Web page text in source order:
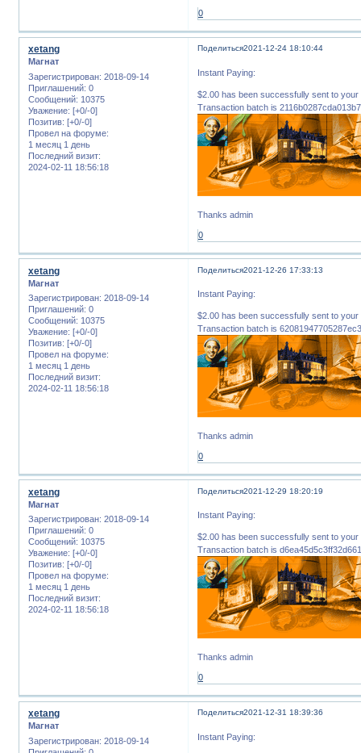
0
Поделиться2021-12-24 18:10:44
xetang
Магнат
Зарегистрирован: 2018-09-14
Приглашений: 0
Сообщений: 10375
Уважение: [+0/-0]
Позитив: [+0/-0]
Провел на форуме:
1 месяц 1 день
Последний визит:
2024-02-11 18:56:18
Instant Paying:
$2.00 has been successfully sent to
Transaction batch is
Thanks admin
0
Поделиться2021-12-26 17:33:13
xetang
Магнат
Зарегистрирован: 2018-09-14
Приглашений: 0
Сообщений: 10375
Уважение: [+0/-0]
Позитив: [+0/-0]
Провел на форуме:
1 месяц 1 день
Последний визит:
2024-02-11 18:56:18
Instant Paying:
$2.00 has been successfully sent to
Transaction batch is
Thanks admin
0
Поделиться2021-12-29 18:20:19
xetang
Магнат
Зарегистрирован: 2018-09-14
Приглашений: 0
Сообщений: 10375
Уважение: [+0/-0]
Позитив: [+0/-0]
Провел на форуме:
1 месяц 1 день
Последний визит:
2024-02-11 18:56:18
Instant Paying:
$2.00 has been successfully sent to
Transaction batch is
Thanks admin
0
Поделиться2021-12-31 18:39:36
xetang
Магнат
Зарегистрирован: 2018-09-14
Instant Paying: